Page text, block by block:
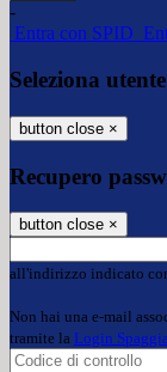
-
Entra con SPID
Seleziona utente
button close ×
Recupero
button close ×
all'indirizzo indicato
Non hai una e-mail
tramite la Login